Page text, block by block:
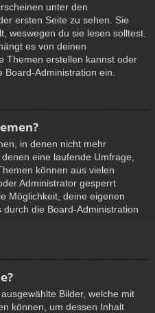
unter den
ersten Seite zu sehen. Sie
weswegen du sie lesen solltest.
es von deinen
Themen erstellen kannst oder
Administration ein.
in denen nicht mehr
eine laufende Umfrage,
können aus vielen
Administrator gesperrt
Möglichkeit, deine eigenen
die Board-Administration
Bilder, welche mit
können, um dessen Inhalt